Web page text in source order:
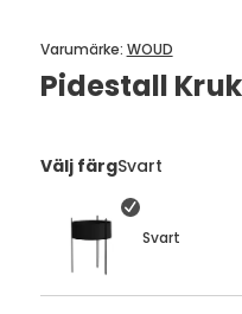
Pidestall
Varumärke: WOUD
Välj färgSvart
Svart